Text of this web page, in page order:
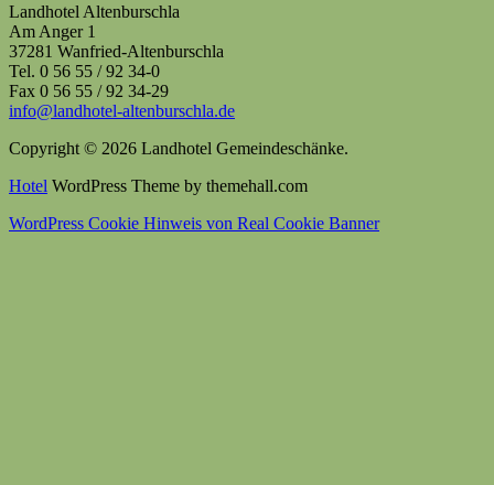
Landhotel Altenburschla
Am Anger 1
37281 Wanfried-Altenburschla
Tel. 0 56 55 / 92 34-0
Fax 0 56 55 / 92 34-29
info@landhotel-altenburschla.de
Copyright © 2026 Landhotel Gemeindeschänke.
Hotel WordPress Theme by themehall.com
WordPress Cookie Hinweis von Real Cookie Banner